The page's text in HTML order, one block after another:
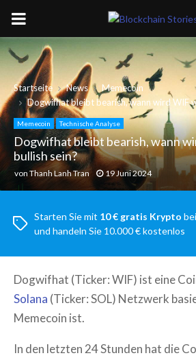
PRIMARY
MENU
Startseite News
Memecoin
Dogwifhat bleibt bearish, wann wird WIF
Memecoin Technische Analyse
Dogwifhat bleibt bearish, wann
bullish sein?
von Thanh Lanh Tran 19 Juni 2024
Starten Sie mit 10 € gratis Krypto
und handeln Sie 10.000 € kostenlos
Dogwifhat (Ticker: WIF) ist eine
Solana (Ticker: SOL) Netzwerk
Memecoin ist.
In den letzten 24 Stunden hat die